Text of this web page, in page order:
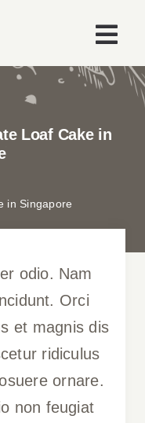
Loaf Cake in
in Singapore
odio. Nam
Orci
et magnis dis
ridiculus
ornare.
non feugiat